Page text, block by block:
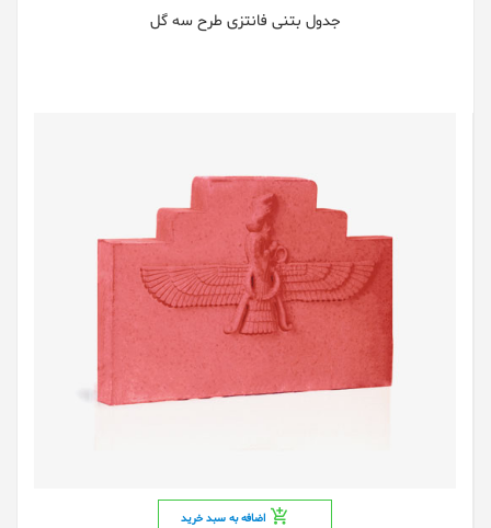
جدول بتنی فانتزی طرح سه گل
اضافه به سبد خرید